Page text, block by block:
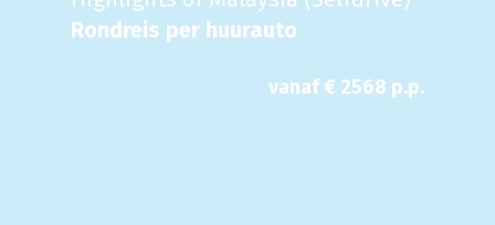
Rondreis per huurauto
vanaf € 2568 p.p.